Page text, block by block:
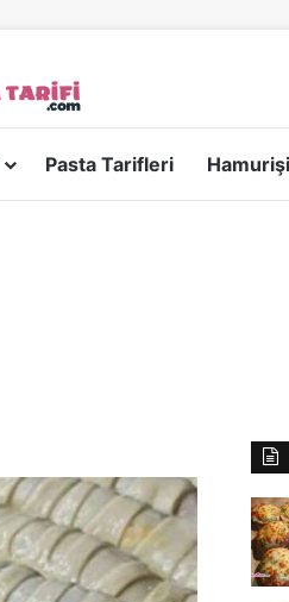
Pasta Tarifleri